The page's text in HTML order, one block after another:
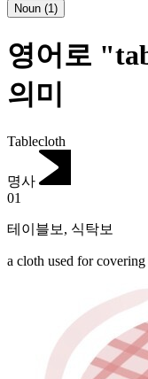
Noun (1)
영어로
의미
Tablecloth
명사
01
테이블보 , 식탁보
a cloth used for